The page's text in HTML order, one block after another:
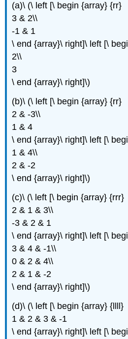
(a)\ (\ left [\ begin {array} {rr}
3 & 2\\
-1 & 1
\ end {array}\ right]\ left [\
2\\
3
\ end {array}\ right]\)
(b)\ (\ left [\ begin {array} {rr}
2 & -3\\
1 & 4
\ end {array}\ right]\ left [\
1 & 4\\
2 & -2
\ end {array}\ right]\)
(c)\ (\ left [\ begin {array} {rrr}
2 & 1 & 3\\
-3 & 2 & 1
\ end {array}\ right]\ left [\
3 & 4 & -1\\
0 & 2 & 4\\
2 & 1 & -2
\ end {array}\ right]\)
(d)\ (\ left [\ begin {array} {llll}
1 & 2 & 3 & -1
\ end {array}\ right]\ left [\